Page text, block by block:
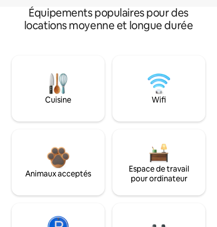
Équipements populaires pour des
locations moyenne et longue durée
Cuisine Wifi
Animaux acceptés
Espace de travail
pour ordinateur